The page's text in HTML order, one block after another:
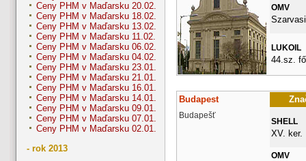
Ceny PHM v Maďarsku 20.02.
Ceny PHM v Maďarsku 18.02.
Ceny PHM v Maďarsku 13.02.
Ceny PHM v Maďarsku 11.02.
Ceny PHM v Maďarsku 06.02.
Ceny PHM v Maďarsku 04.02.
Ceny PHM v Maďarsku 23.01.
Ceny PHM v Maďarsku 21.01.
Ceny PHM v Maďarsku 16.01.
Ceny PHM v Maďarsku 14.01.
Ceny PHM v Maďarsku 09.01.
Ceny PHM v Maďarsku 07.01.
Ceny PHM v Maďarsku 02.01.
- rok 2013
OMV
LUKOIL
44.sz.
Budapest
Budapešť
SHELL
XV. ker.
OMV